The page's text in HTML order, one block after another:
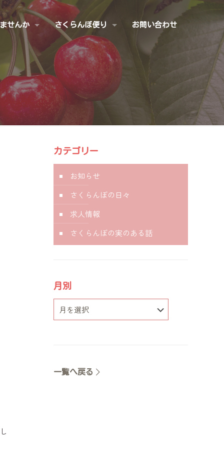
せんか さくらんぼ便り お問い合わせ
カテゴリー
お知らせ
さくらんぼの日々
求人情報
さくらんぼの実のある話
月別
一覧へ戻る